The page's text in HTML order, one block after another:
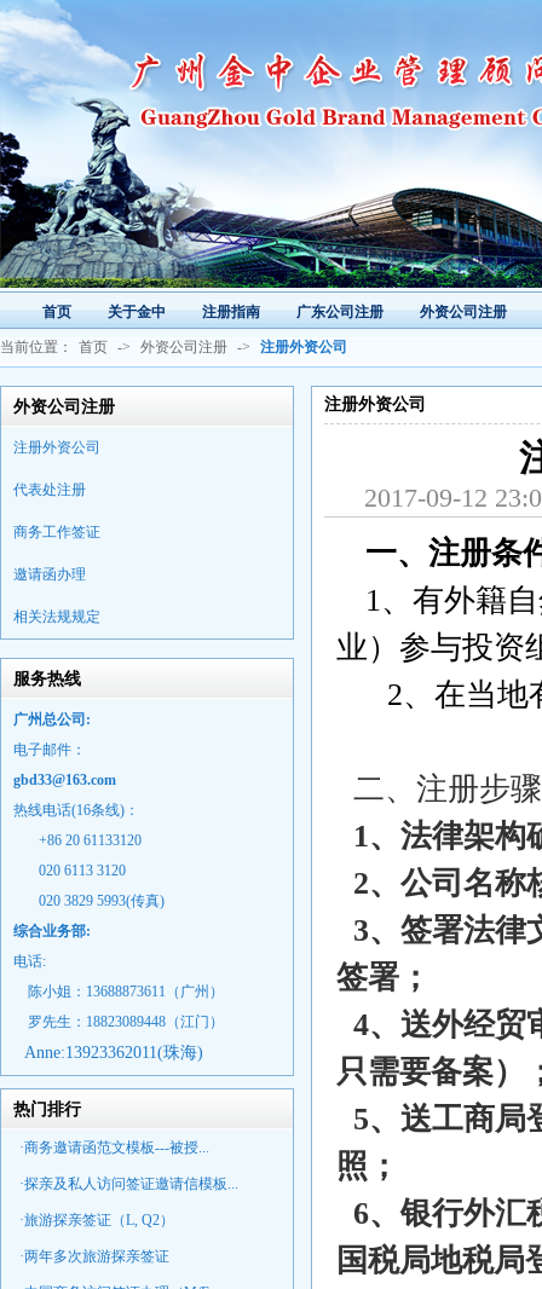
首页 关于金中 注册指南 广东公司注册 外资公司注册
当前位置： 首页 -> 外资公司注册 -> 注册外资公司
外资公司注册
注册外资公司
代表处注册
商务工作签证
邀请函办理
相关法规规定
服务热线
广州总公司:
电子邮件：
gbd33@163.com
热线电话(16条线)：
+86 20 61133120
020 6113 3120
020 3829 5993(传真)
综合业务部:
电话:
陈小姐：13688873611（广州）
罗先生：18823089448 （江门）
Anne:13923362011(珠海)
热门排行
·商务邀请函范文模板---被授...
·探亲及私人访问签证邀请信模板...
·旅游探亲签证（L, Q2）
·两年多次旅游探亲签证
注册外资公司
2017-09-12
一、注册条
1、有外籍
业）参与投资
2、在当地
二、注册步骤
1、法律架构
2、公司名称
3、签署法律
签署；
4、送外经贸
只需要备案）
5、送工商局
照；
6、银行外汇
国税局地税局